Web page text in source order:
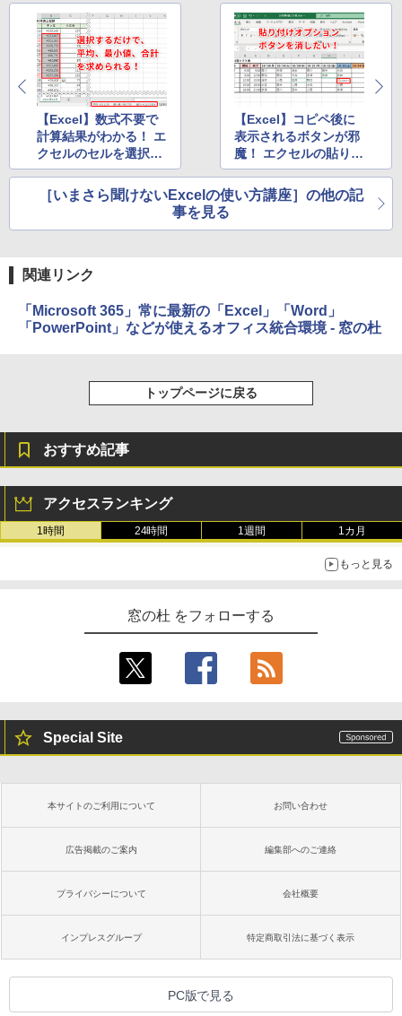
ClaudeCode いちばんやさしい 教科書:
非エンジニア 初心者 素人 でも安心 使い
方 マニュアル AI副業にもコンテンツ作成
にもKindle出版にも！ 非エンジニアのた
めのAIコーディング入門シリーズ
￥99
AIイラスト表現辞典: 思い通りの絵を引き
出す プロンプトの言葉 AI画像生成シリー
ズ (はぴーイラストLabo)
￥480
￥1,600
￥27,980
Amazon Kindle Paperwhite (16GB) 7イ
ンチディスプレイ、色調調節ライト、12
週間持続バッテリー、広告なし、ブラッ
ク
￥22,980
Amazon Kindle Colorsoft | 16GBストレ
ージ、防水、7インチカラーディスプレ
イ、色調調節ライト、最大8週間持続バッ
レージ、ノート機能搭載、明るさ自動調
整、色調調節ライト、プレミアムペン付
き、グラファイト
【Excel】数式不要で
計算結果がわかる！ エ
クセルのセルを選択す
るだけのステータスバ
ーの活用法
【Excel】コピペ後に
表示されるボタンが邪
魔！ エクセルの貼り付
けオプションをオフに
する方法
［いまさら聞けないExcelの使い方講座］の他の記
事を見る
関連リンク
「Microsoft 365」常に最新の「Excel」「Word」
「PowerPoint」などが使えるオフィス統合環境 - 窓の杜
トップページに戻る
おすすめ記事
アクセスランキング
1時間 24時間 1週間 1カ月
もっと見る
窓の杜 をフォローする
Special Site
本サイトのご利用について お問い合わせ
広告掲載のご案内 編集部へのご連絡
プライバシーについて 会社概要
インプレスグループ 特定商取引法に基づく表示
PC版で見る